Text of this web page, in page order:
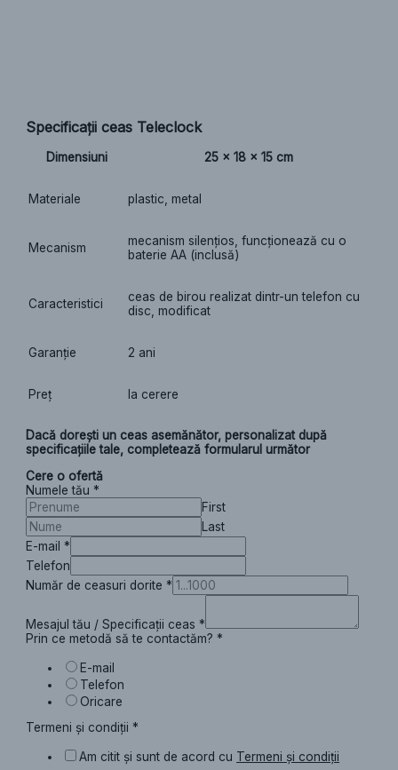
Specificații ceas Teleclock
Dimensiuni 25 x 18 x 15 cm
Materiale plastic, metal
Mecanism
mecanism silențios, funcționează cu o
baterie AA (inclusă)
Caracteristici
ceas de birou realizat dintr-un telefon cu
disc, modificat
Garanție 2 ani
Preț la cerere
Dacă dorești un ceas asemănător, personalizat după
specificațiile tale, completează formularul următor
Cere o ofertă
Numele tău*
First
Last
E-mail*
Telefon
Număr de ceasuri dorite*
Mesajul tău / Specificații ceas*
Prin ce metodă să te contactăm?*
E-mail
Telefon
Oricare
Termeni și condiții*
Am citit și sunt de acord cu Termeni și condiții